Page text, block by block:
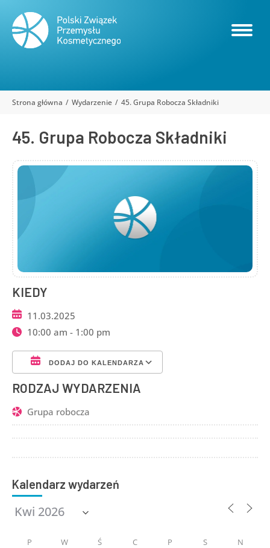
Jesteś tutaj:
Strona główna Wydarzenie 45. Grupa Robocza Składniki
45. Grupa Robocza Składniki
KIEDY
11.03.2025
10:00 am - 1:00 pm
DODAJ DO KALENDARZA
Pobierz ICS
RODZAJ WYDARZENIA
Grupa robocza
Kalendarz wydarzeń
P W Ś C P S N